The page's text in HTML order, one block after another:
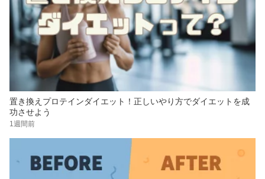
置き換えプロテインダイエット！正しいやり方でダイエットを成
功させよう
1週間前